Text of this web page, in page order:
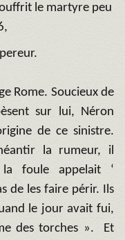
le martyre peu
Rome. Soucieux de
sur lui, Néron
de ce sinistre.
la rumeur, il
la foule appelait ‘
de les faire périr. Ils
le jour avait fui,
des torches ». Et